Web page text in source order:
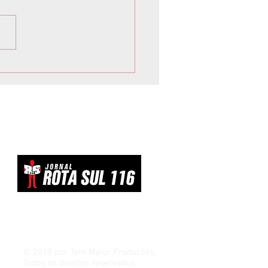
Campanha de